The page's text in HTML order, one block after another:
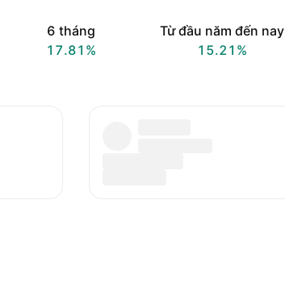
6 tháng
17.81%
Từ đầu năm đến nay
15.21%